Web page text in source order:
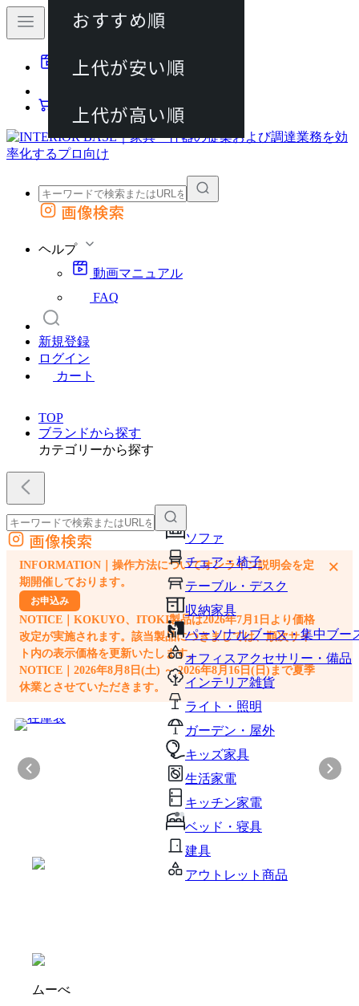
動画マニュアル
カート
外部サイトの商品をカートに追加
画像検索
ヘルプ
動画マニュアル
FAQ
新規登録
ログイン
カート
TOP
ブランドから探す
カテゴリーから探す
ソファ
チェア・椅子
テーブル・デスク
収納家具
パーソナルブース・集中ブー
オフィスアクセサリー・備品
インテリア雑貨
ライト・照明
ガーデン・屋外
キッズ家具
生活家電
キッチン家電
ベッド・寝具
建具
アウトレット商品
外部サイトの商品をカートに追加
他のサイトで見つけた商品ページのURLを貼り付けて、カートに追加できます
画像検索
INFORMATION｜操作方法についてオンライン説明会を定
期開催しております。
お申込み
NOTICE｜KOKUYO、ITOKI製品は2026年7月1日より価格
改定が実施されます。該当製品につきましては、順次サイ
ト内の表示価格を更新いたします。
NOTICE｜2026年8月8日(土) ～ 2026年8月16日(日)まで夏季
休業とさせていただきます。
×
ムーべ
おすすめ順
上代が安い順
上代が高い順